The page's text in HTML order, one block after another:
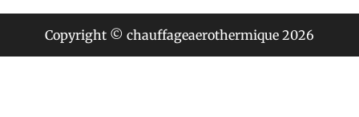
Copyright © chauffageaerothermique 2026